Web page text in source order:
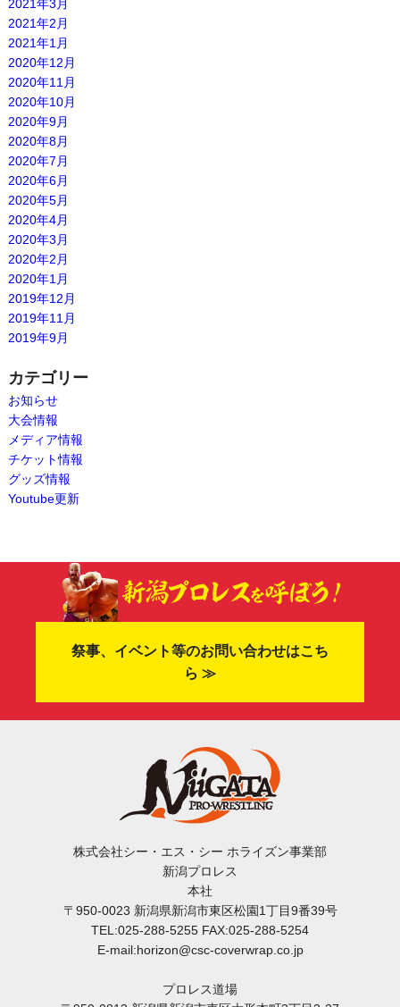
2021年3月
2021年2月
2021年1月
2020年12月
2020年11月
2020年10月
2020年9月
2020年8月
2020年7月
2020年6月
2020年5月
2020年4月
2020年3月
2020年2月
2020年1月
2019年12月
2019年11月
2019年9月
カテゴリー
お知らせ
大会情報
メディア情報
チケット情報
グッズ情報
Youtube更新
祭事、イベント等のお問い合わせはこち
ら ≫
株式会社シー・エス・シー ホライズン事業部
新潟プロレス
本社
〒950-0023 新潟県新潟市東区松園1丁目9番39号
TEL:025-288-5255 FAX:025-288-5254
E-mail:horizon@csc-coverwrap.co.jp
プロレス道場